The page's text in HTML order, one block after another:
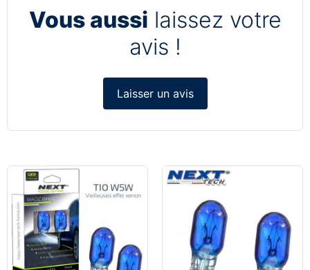
Vous aussi laissez votre
avis !
Laisser un avis